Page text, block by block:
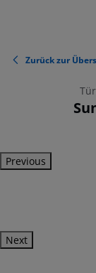
Zurück zur
Previous
Next